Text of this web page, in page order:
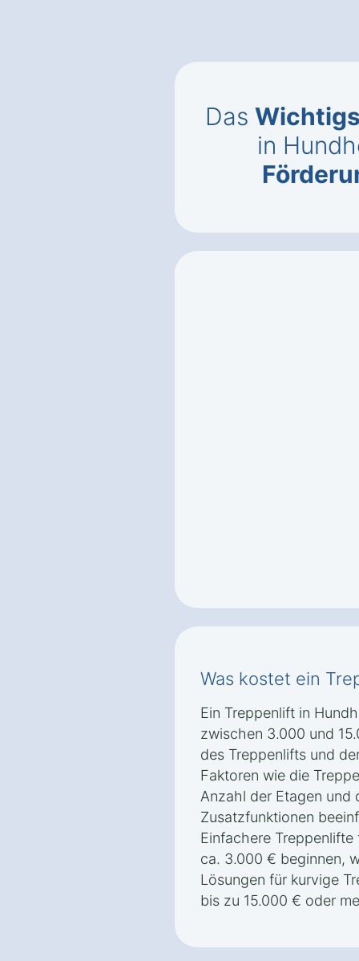
Das
in
Was kostet ein
Ein Treppenlift in
zwischen 3.000 und
des Treppenlifts und
Faktoren wie die
Anzahl der Etagen und
Zusatzfunktionen
Einfachere
ca. 3.000 € beginnen,
Lösungen für kurvige
bis zu 15.000 € oder